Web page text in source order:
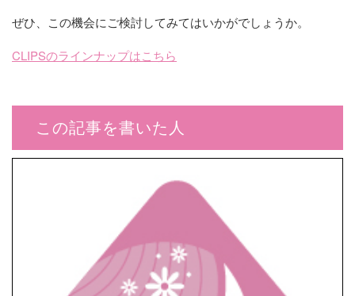
ぜひ、この機会にご検討してみてはいかがでしょうか。
CLIPSのラインナップはこちら
この記事を書いた人